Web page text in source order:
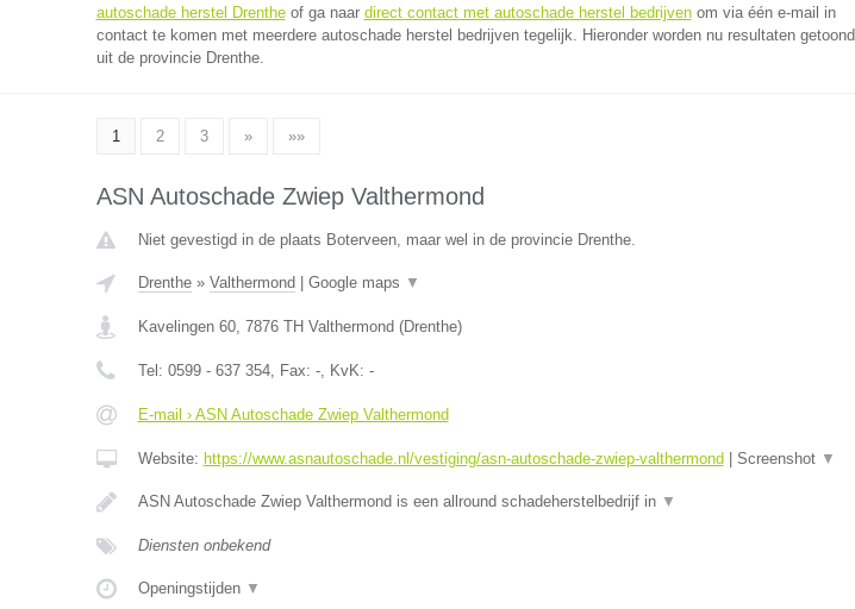
autoschade herstel Drentheof ga naar direct contact met autoschade herstel bedrijvenom via één e-mail in
contact te komen met meerdere autoschade herstel bedrijven tegelijk. Hieronder worden nu resultaten getoond
uit de provincie Drenthe.
1 2 3 » »»
ASN Autoschade Zwiep Valthermond
Niet gevestigd in de plaats Boterveen, maar wel in de provincie Drenthe.
Drenthe» Valthermond Google maps ▼
Kavelingen 60, 7876 TH Valthermond (Drenthe)
Tel: 0599 - 637 354, Fax: -, KvK: -
E-mail › ASN Autoschade Zwiep Valthermond
Website: https://www.asnautoschade.nl/vestiging/asn-autoschade-zwiep-valthermond Screenshot ▼
ASN Autoschade Zwiep Valthermond is een allround schadeherstelbedrijf in ▼
Diensten onbekend
Openingstijden ▼